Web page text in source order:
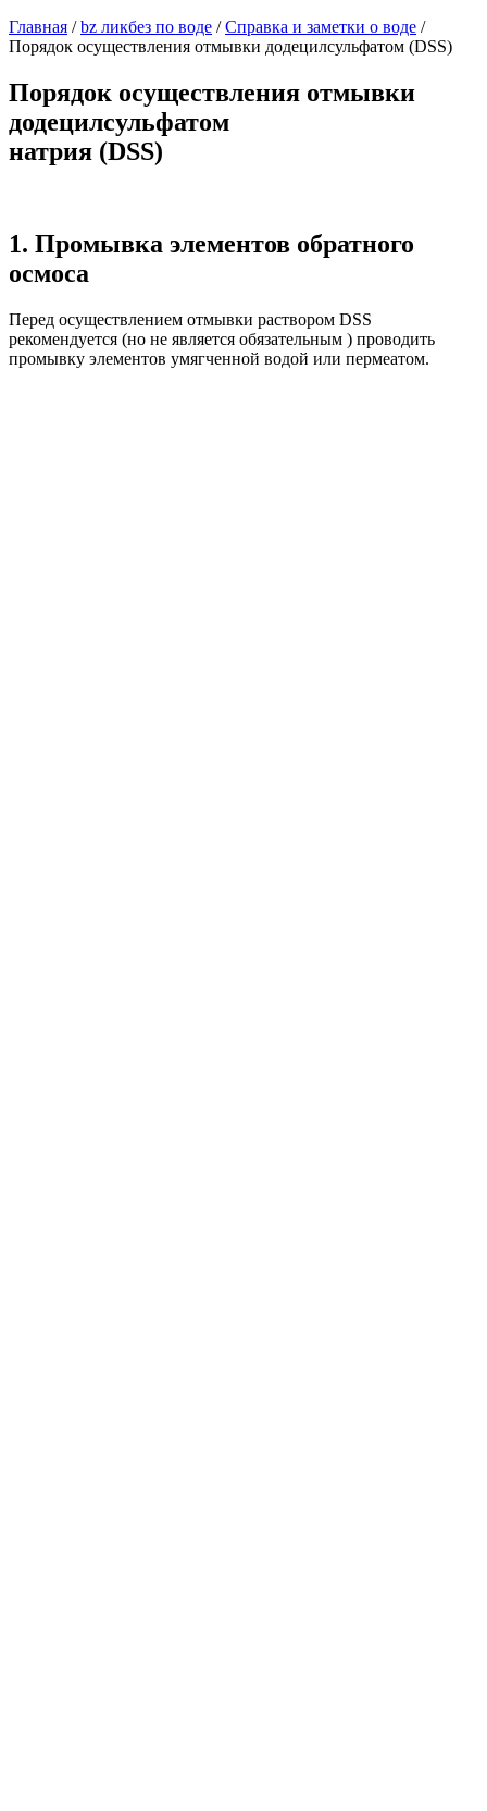
Главная /bz ликбез по воде /Справка и заметки о воде /
Порядок осуществления отмывки додецилсульфатом (DSS)
Порядок осуществления отмывки
додецилсульфатом
натрия (DSS)
1. Промывка элементов обратного
осмоса
Перед осуществлением отмывки раствором DSS
рекомендуется (но не является обязательным ) проводить
промывку элементов умягченной водой или пермеатом.